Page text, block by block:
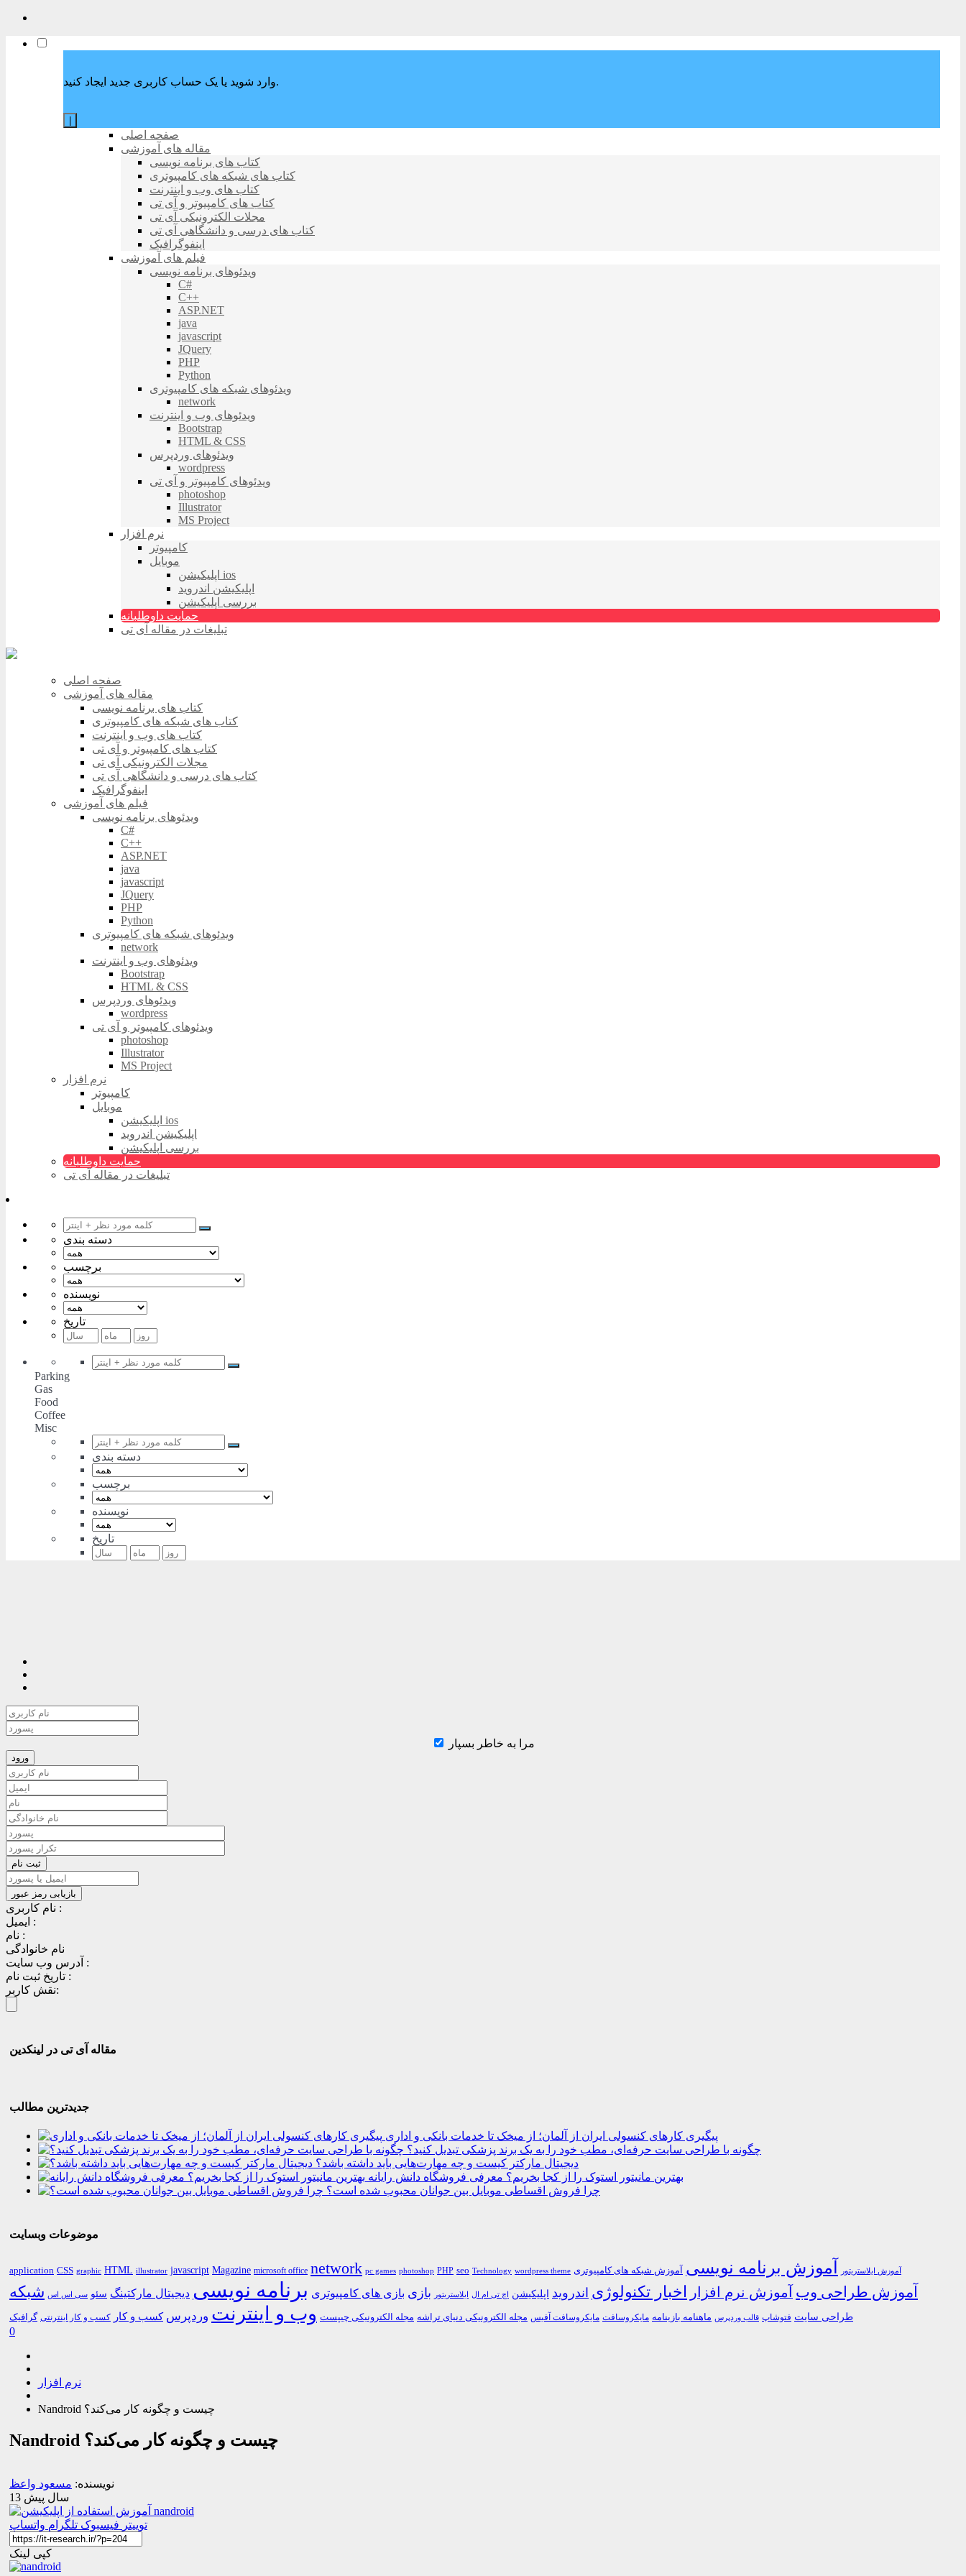
وارد شوید یا یک حساب کاربری جدید ایجاد کنید.
صفحه اصلی
مقاله های آموزشی
کتاب های برنامه نویسی
کتاب های شبکه های کامپیوتری
کتاب های وب و اینترنت
کتاب های کامپیوتر و آی تی
مجلات الکترونیکی آی تی
کتاب های درسی و دانشگاهی آی تی
اینفوگرافیک
فیلم های آموزشی
ویدئوهای برنامه نویسی
C#
C++
ASP.NET
java
javascript
JQuery
PHP
Python
ویدئوهای شبکه های کامپیوتری
network
ویدئوهای وب و اینترنت
Bootstrap
HTML & CSS
ویدئوهای وردپرس
wordpress
ویدئوهای کامپیوتر و آی تی
photoshop
Illustrator
MS Project
نرم افزار
کامپیوتر
موبایل
اپلیکیشن ios
اپلیکیشن اندروید
بررسی اپلیکیشن
حمایت داوطلبانه
تبلیغات در مقاله آی تی
صفحه اصلی
مقاله های آموزشی
کتاب های برنامه نویسی
کتاب های شبکه های کامپیوتری
کتاب های وب و اینترنت
کتاب های کامپیوتر و آی تی
مجلات الکترونیکی آی تی
کتاب های درسی و دانشگاهی آی تی
اینفوگرافیک
فیلم های آموزشی
ویدئوهای برنامه نویسی
C#
C++
ASP.NET
java
javascript
JQuery
PHP
Python
ویدئوهای شبکه های کامپیوتری
network
ویدئوهای وب و اینترنت
Bootstrap
HTML & CSS
ویدئوهای وردپرس
wordpress
ویدئوهای کامپیوتر و آی تی
photoshop
Illustrator
MS Project
نرم افزار
کامپیوتر
موبایل
اپلیکیشن ios
اپلیکیشن اندروید
بررسی اپلیکیشن
حمایت داوطلبانه
تبلیغات در مقاله آی تی
دسته بندی
برچسب
نویسنده
تاریخ
Parking
Gas
Food
Coffee
Misc
دسته بندی
برچسب
نویسنده
تاریخ
مرا به خاطر بسپار
نام کاربری :
ایمیل :
نام :
نام خانوادگی
آدرس وب سایت :
تاریخ ثبت نام :
نقش کاربر:
مقاله آی تی در لینکدین
جدیدترین مطالب
پیگیری کارهای کنسولی ایران از آلمان؛ از میخک تا خدمات بانکی و اداری
چگونه با طراحی سایت حرفه‌ای، مطب خود را به یک برند پزشکی تبدیل کنید؟
دیجیتال مارکتر کیست و چه مهارت‌هایی باید داشته باشد؟
بهترین مانیتور استوک را از کجا بخریم؟ معرفی فروشگاه دانش رایانه
چرا فروش اقساطی موبایل بین جوانان محبوب شده است؟
موضوعات وبسایت
application CSS graphic HTML illustrator javascript Magazine microsoft office network pc games photoshop PHP seo Technology wordpress theme آموزش ایلاستریتور آموزش برنامه نویسی آموزش شبکه های کامپیوتری
آموزش طراحی وب آموزش نرم افزار اخبار تکنولوژی اندروید اپلیکیشن اچ تی ام ال ایلاستریتور بازی بازی های کامپیوتری برنامه نویسی دیجیتال مارکتینگ سئو سی اس اس شبکه
طراحی سایت فتوشاپ قالب وردپرس ماهنامه بازینامه مایکروسافت مایکروسافت آفیس مجله الکترونیکی دنیای تراشه مجله الکترونیکی چیپست وب و اینترنت وردپرس کسب و کار کسب و کار اینترنتی گرافیک
0
نرم افزار
Nandroid چیست و چگونه کار می‌کند؟
Nandroid چیست و چگونه کار می‌کند؟
نویسنده: مسعود واعظ
13 سال پیش
توییتر فیسبوک تلگرام واتساپ
کپی لینک